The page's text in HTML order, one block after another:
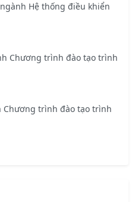
Hệ thống điều khiển
Chương trình đào tạo trình
Chương trình đào tạo trình